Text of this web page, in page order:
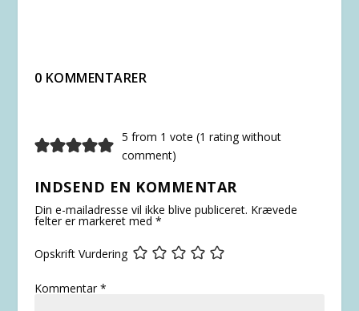
0 KOMMENTARER
5 from 1 vote (1 rating without
comment)
INDSEND EN KOMMENTAR
Din e-mailadresse vil ikke blive publiceret. Krævede
felter er markeret med *
Opskrift Vurdering
Kommentar*